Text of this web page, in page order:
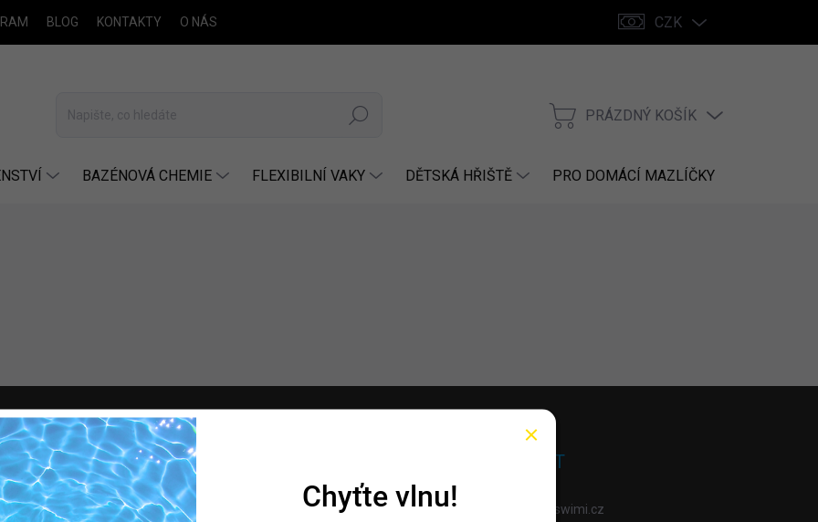
BLOG KONTAKTY O NÁS CZK
Hledat
NÁKUPNÍ
PRÁZDNÝ KOŠÍK
BAZÉNOVÁ CHEMIE FLEXIBILNÍ VAKY DĚTSKÁ HŘIŠTĚ PRO DOMÁCÍ MAZLÍČKY
ODKAZY KONTAKT
swimi.cz
Chyťte vlnu!